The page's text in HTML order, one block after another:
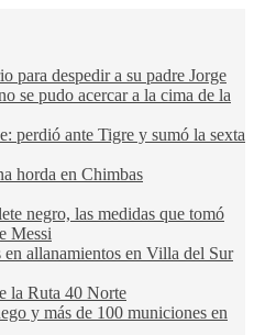
para despedir a su padre Jorge
se pudo acercar a la cima de la
perdió ante Tigre y sumó la sexta
horda en Chimbas
negro, las medidas que tomó
Messi
en allanamientos en Villa del Sur
la Ruta 40 Norte
y más de 100 municiones en